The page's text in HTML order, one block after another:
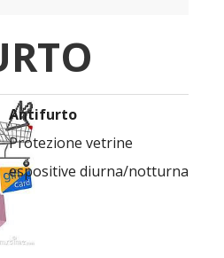
Antifurto
Protezione vetrine
espositive diurna/notturna